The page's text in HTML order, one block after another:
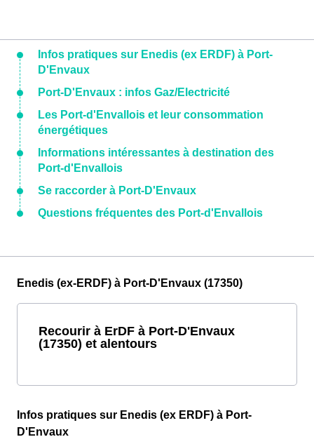
Infos pratiques sur Enedis (ex ERDF) à Port-
D'Envaux
Port-D'Envaux : infos Gaz/Electricité
Les Port-d'Envallois et leur consommation
énergétiques
Informations intéressantes à destination des
Port-d'Envallois
Se raccorder à Port-D'Envaux
Questions fréquentes des Port-d'Envallois
Enedis (ex-ERDF) à Port-D'Envaux (17350)
Recourir à ErDF à Port-D'Envaux
(17350) et alentours
Infos pratiques sur Enedis (ex ERDF) à Port-
D'Envaux